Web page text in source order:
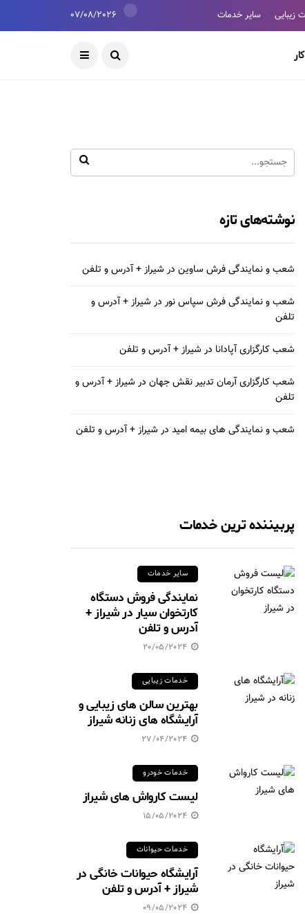
زیبایی سایر خدمات 07/08/2026
نوشته‌های تازه
شعب و نمایندگی فرش ساوین در شیراز + آدرس و تلفن
شعب و نمایندگی فرش سپاس نور در شیراز + آدرس و
تلفن
شعب کارگزاری آپادانا در شیراز + آدرس و تلفن
شعب کارگزاری آرمان تدبیر نقش جهان در شیراز + آدرس و
تلفن
شعب و نمایندگی های بیمه امید در شیراز + آدرس و تلفن
پربیننده ترین خدمات
سایر خدمات
نمایندگی فروش دستگاه
کارتخوان سیار در شیراز +
آدرس و تلفن
20/05/2024
خدمات زیبایی
بهترین سالن های زیبایی و
آرایشگاه های زنانه شیراز
27/04/2024
خدمات خودرو
لیست کارواش های شیراز
15/05/2024
خدمات حیوانات
آرایشگاه حیوانات خانگی در
شیراز + آدرس و تلفن
09/05/2024